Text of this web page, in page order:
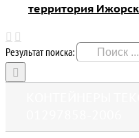
территория
Результат поиска: